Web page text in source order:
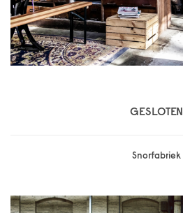
GESLOTEN
Snorfabriek